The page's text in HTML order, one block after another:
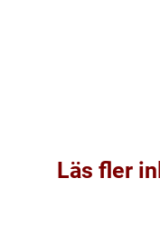
Läs fler